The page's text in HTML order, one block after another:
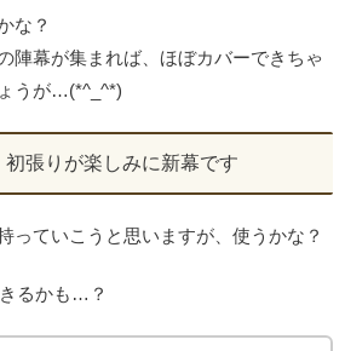
な？
陣幕が集まれば、ほぼカバーできちゃ
うが…(*^_^*)
初張りが楽しみに新幕です
っていこうと思いますが、使うかな？
るかも…？